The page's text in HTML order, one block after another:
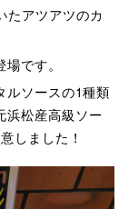
たアツアツのカ
です。
ルソースの1種類
浜松産高級ソー
しました！